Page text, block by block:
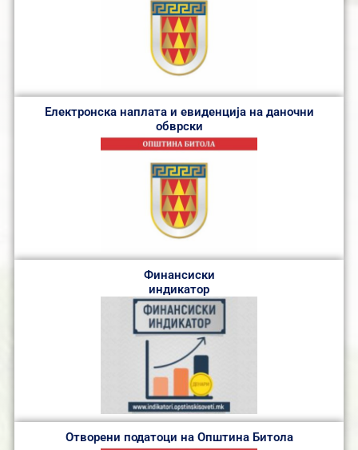
Електронска наплата и евиденција на даночни
обврски
Финансиски
индикатор
Отворени податоци на Општина Битола